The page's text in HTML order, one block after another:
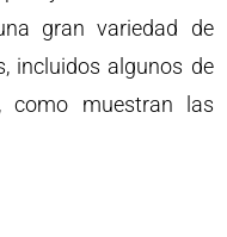
gran variedad de
incluidos algunos de
como muestran las